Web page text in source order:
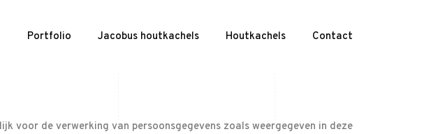
Portfolio Jacobus houtkachels Houtkachels Contact
voor de verwerking van persoonsgegevens zoals weergegeven in deze